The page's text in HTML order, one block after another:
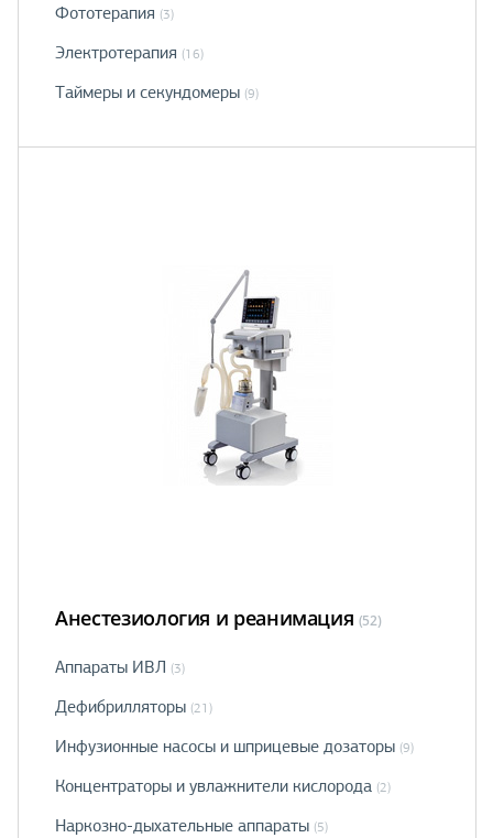
Фототерапия (3)
Электротерапия (16)
Таймеры и секундомеры (9)
Анестезиология и реанимация (52)
Аппараты ИВЛ (3)
Дефибрилляторы (21)
Инфузионные насосы и шприцевые дозаторы (9)
Концентраторы и увлажнители кислорода (2)
Наркозно-дыхательные аппараты (5)